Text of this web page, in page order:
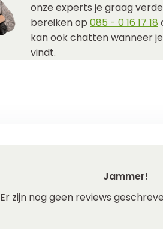
onze experts je graag
bereiken op 085 - 0 16 17 18
kan ook chatten wanneer
vindt.
Jammer!
Er zijn nog geen reviews